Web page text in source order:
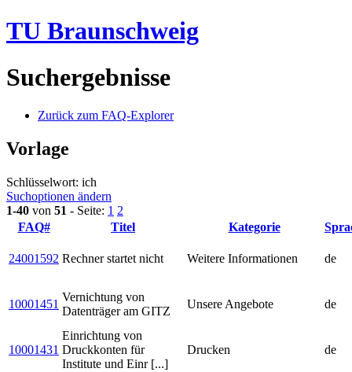
TU Braunschweig
Suchergebnisse
Zurück zum FAQ-Explorer
Vorlage
Schlüsselwort: ich
Suchoptionen ändern
1-40 von 51 - Seite: 1 2
FAQ#
Titel Kategorie
24001592 Rechner startet nicht Weitere Informationen de
10001451
Vernichtung von
Datenträger am GITZ
Unsere Angebote de
10001431
Einrichtung von
Druckkonten für
Institute und Einr [...]
Drucken de